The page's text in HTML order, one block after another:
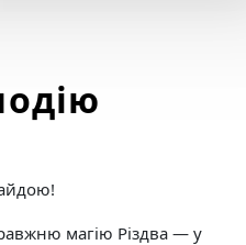
магію Різдва — у